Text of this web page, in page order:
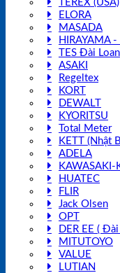
TEREX (USA)
ELORA
MASADA
HIRAYAMA
TES Đài Loan
ASAKI
Regeltex
KORT
DEWALT
KYORITSU
Total Meter
KETT (Nhật
ADELA
KAWASAKI-
HUATEC
FLIR
Jack Olsen
OPT
DER EE (
MITUTOYO
VALUE
LUTIAN